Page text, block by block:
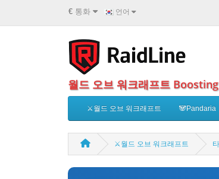
€ 통화 언어
월드 오브 워크래프트 Boosting
⚔️월드 오브 워크래프트 🐼Pandaria
⚔️월드 오브 워크래프트